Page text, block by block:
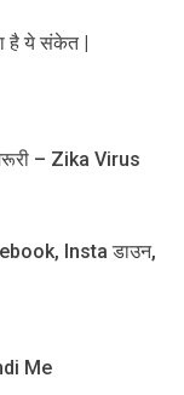
है ये संकेत |
– Zika Virus
Insta डाउन,
Me